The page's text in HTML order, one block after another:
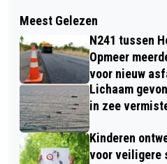
ALKMAARSE
MET 20.000
KAAS
DIT JAAR IN DE
Meest Gelezen
N241 tussen
Opmeer
voor nieuw
Lichaam
in zee
Kinderen
voor veiligere